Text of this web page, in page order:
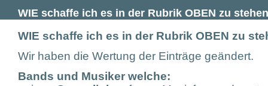
WIE schaffe ich es in der Rubrik OBEN zu
WIE schaffe ich es in der Rubrik OBEN zu
Wir haben die Wertung der Einträge geändert.
Bands und Musiker welche: